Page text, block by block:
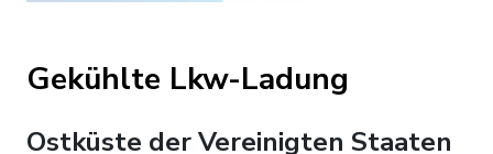
Gekühlte Lkw-Ladung
Ostküste der Vereinigten Staaten